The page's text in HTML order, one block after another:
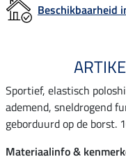
Beschikbaarheid
Sportief, elastisch
ademend, sneldrogend
geborduurd op de borst.
Materiaalinfo &